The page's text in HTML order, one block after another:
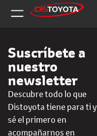
Suscríbete a
nuestro
newsletter
Descubre todo lo que
Distoyota tiene para ti y
sé el primero en
acompañarnos en